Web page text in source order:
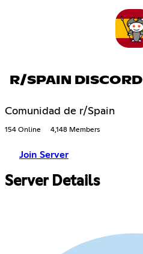
R/SPAIN DISCORD
Comunidad de r/Spain
154 Online 4,148 Members
Join Server
Server Details